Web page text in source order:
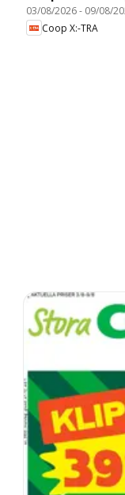
03/08/2026- 09/08/
Coop X:-TRA